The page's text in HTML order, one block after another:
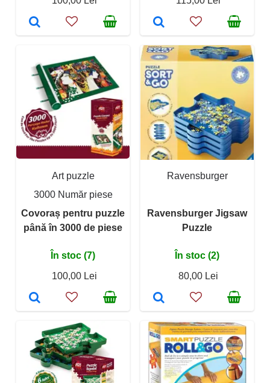
Art puzzle
3000 Număr piese
Covoraș pentru puzzle
până în 3000 de piese
În stoc (7)
100,00 Lei
Ravensburger
Ravensburger Jigsaw
Puzzle
În stoc (2)
80,00 Lei